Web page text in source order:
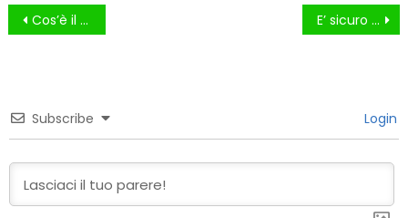
Navigazione
Cos’è il Tocoferolo? Gli integratori sono utili? E’ sicuro usare il bicarbonato di sodio per ammorbidire la carne?
Subscribe Login